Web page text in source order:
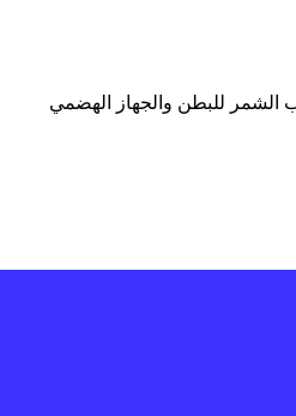
الشمر للبطن والجهاز الهضمي